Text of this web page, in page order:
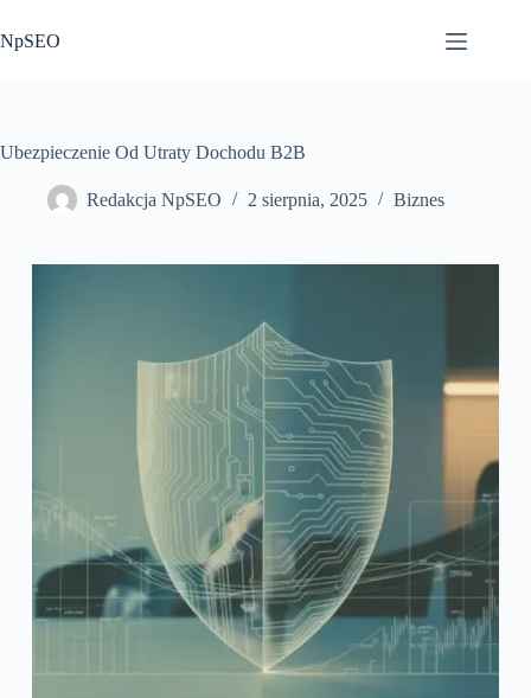
do
treści
NpSEO
Ubezpieczenie Od Utraty Dochodu B2B
Redakcja NpSEO 2 sierpnia, 2025 Biznes